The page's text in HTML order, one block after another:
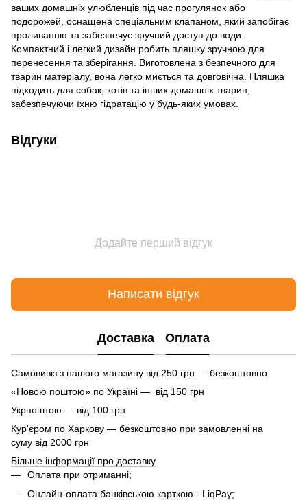
ваших домашніх улюбленців під час прогулянок або
подорожей, оснащена спеціальним клапаном, який запобігає
проливанню та забезпечує зручний доступ до води.
Компактний і легкий дизайн робить пляшку зручною для
перенесення та зберігання. Виготовлена з безпечного для
тварин матеріалу, вона легко миється та довговічна. Пляшка
підходить для собак, котів та інших домашніх тварин,
забезпечуючи їхню гідратацію у будь-яких умовах.
Відгуки
Додайте перший відгук
Написати відгук
Доставка Оплата
Самовивіз з нашого магазину від 250 грн — безкоштовно
«Новою поштою» по Україні — від 150 грн
Укрпоштою — від 100 грн
Кур'єром по Харкову — безкоштовно при замовленні на
суму від 2000 грн
Більше інформації про доставку
Оплата при отриманні;
Онлайн-оплата банківською карткою - LiqPay;